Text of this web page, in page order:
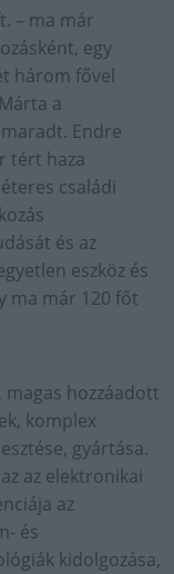
– ma már
egy
három fővel
a
Endre
tért haza
családi
és az
eszköz és
ma már 120 főt
hozzáadott
komplex
gyártása.
az elektronikai
az
és
kidolgozása,